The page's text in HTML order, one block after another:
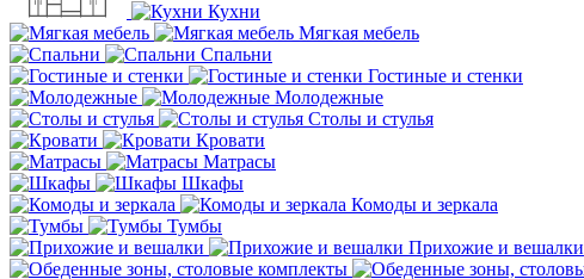
Кухни
Мягкая мебель
Спальни
Гостиные и стенки
Молодежные
Столы и стулья
Кровати
Матрасы
Шкафы
Комоды и зеркала
Тумбы
Прихожие и вешалки